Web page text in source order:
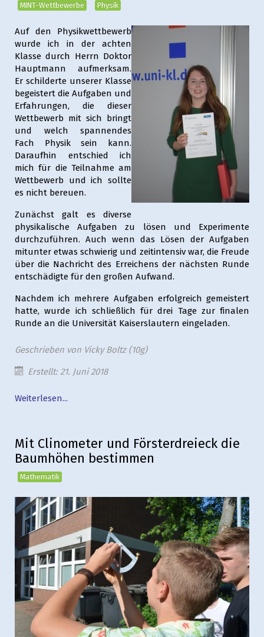
MINT-Wettbewerbe Physik
Auf den Physikwettbewerb
wurde ich in der achten
Klasse durch Herrn Doktor
Hauptmann aufmerksam.
Er schilderte unserer Klasse
begeistert die Aufgaben und
Erfahrungen, die dieser
Wettbewerb mit sich bringt
und welch spannendes
Fach Physik sein kann.
Daraufhin entschied ich
mich für die Teilnahme am
Wettbewerb und ich sollte
es nicht bereuen.
Zunächst galt es diverse
physikalische Aufgaben zu lösen und Experimente
durchzuführen. Auch wenn das Lösen der Aufgaben
mitunter etwas schwierig und zeitintensiv war, die Freude
über die Nachricht des Erreichens der nächsten Runde
entschädigte für den großen Aufwand.
Nachdem ich mehrere Aufgaben erfolgreich gemeistert
hatte, wurde ich schließlich für drei Tage zur finalen
Runde an die Universität Kaiserslautern eingeladen.
Geschrieben von Vicky Boltz (10g)
Erstellt: 21. Juni 2018
Weiterlesen...
Mit Clinometer und Försterdreieck die
Baumhöhen bestimmen
Mathematik